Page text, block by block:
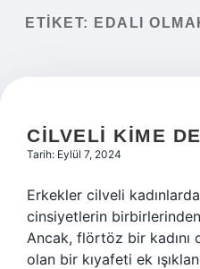
Yasal Uyarı
ETIKET: EDALI
CILVELI KIME
Tarih: Eylül 7, 2024
Erkekler cilveli
cinsiyetlerin birbirlerinden
Ancak, flörtöz bir kadını
olan bir kıyafeti ek